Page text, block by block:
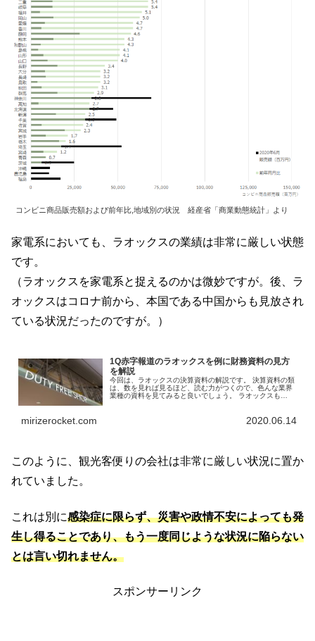
コンビニ商品販売額および前年比,地域別の状況 経産省「商業動態統計」より
家電系においても、ラオックスの業績は非常に厳しい状態
です。
（ラオックスを家電系と捉えるのかは微妙ですが。後、ラ
オックスはコロナ前から、本国である中国からも見放され
ている状況だったのですが。）
1Q赤字報道のラオックスを例に財務資料の見方
を解説
今回は、ラオックスの決算資料の解説です。 決算資料の類
は、数を見れば見るほど、読む力がつくので、色んな業界
業種の資料を見てみると良いでしょう。 ラオックスも
mirizerocket.com 2020.06.14
このように、観光客便りの会社は非常に厳しい状況に置か
れていました。
これは別に感染症に限らず、災害や政情不安によっても発
生し得ることであり、もう一度同じような状況に陥らない
とは言い切れません。
スポンサーリンク